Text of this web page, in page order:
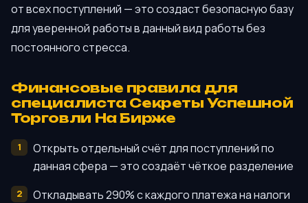
от всех поступлений — это создаст безопасную базу
для уверенной работы в данный вид работы без
постоянного стресса.
Финансовые правила для
специалиста Секреты Успешной
Торговли На Бирже
Открыть отдельный счёт для поступлений по
данная сфера — это создаёт чёткое разделение
Откладывать 290% с каждого платежа на налоги